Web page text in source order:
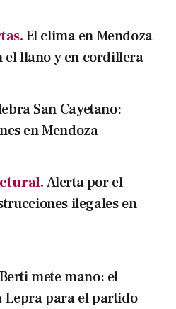
El clima en Mendoza
el llano y en cordillera
San Cayetano:
en Mendoza
Alerta por el
ilegales en
Berti mete mano: el
Lepra para el partido